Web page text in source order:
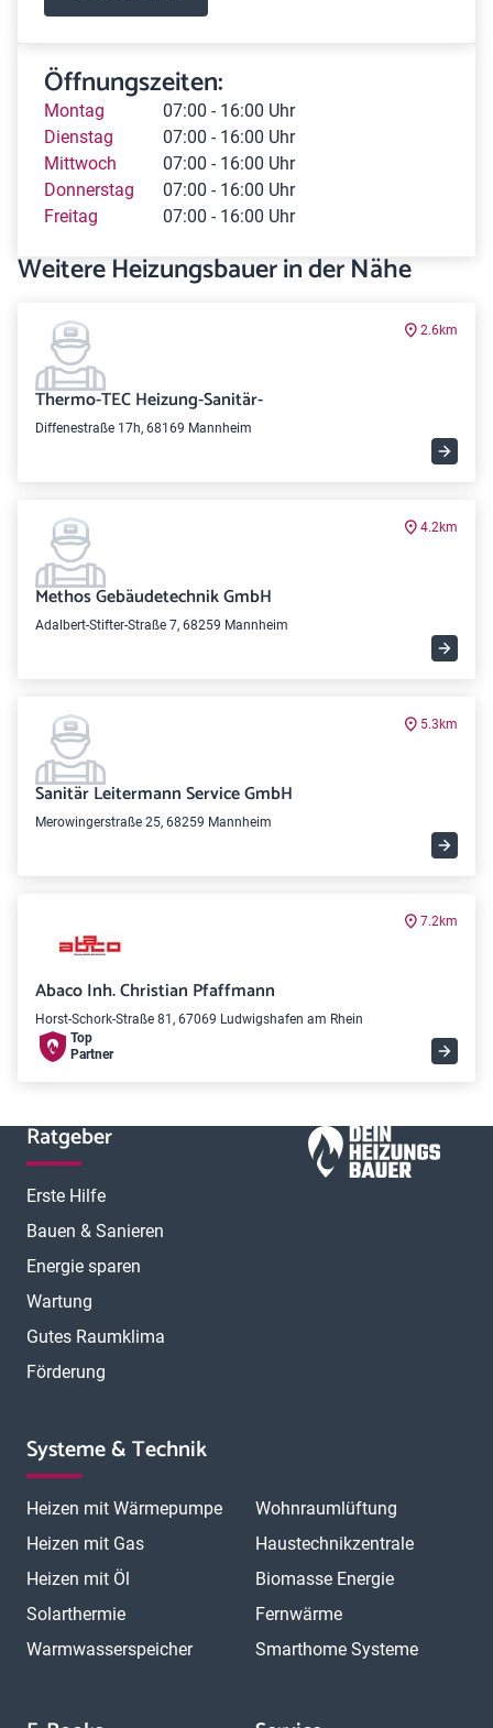
Öffnungszeiten:
Montag
07:00 - 16:00 Uhr
Dienstag
07:00 - 16:00 Uhr
Mittwoch
07:00 - 16:00 Uhr
Donnerstag
07:00 - 16:00 Uhr
Freitag
07:00 - 16:00 Uhr
Weitere Heizungsbauer in der Nähe
2.6km
Thermo-TEC Heizung-Sanitär-
Diffenestraße 17h, 68169 Mannheim
4.2km
Methos Gebäudetechnik GmbH
Adalbert-Stifter-Straße 7, 68259 Mannheim
5.3km
Sanitär Leitermann Service GmbH
Merowingerstraße 25, 68259 Mannheim
7.2km
Abaco Inh. Christian Pfaffmann
Horst-Schork-Straße 81, 67069 Ludwigshafen am Rhein
Top
Partner
Ratgeber
Erste Hilfe
Bauen & Sanieren
Energie sparen
Wartung
Gutes Raumklima
Förderung
Systeme & Technik
Heizen mit Wärmepumpe
Heizen mit Gas
Heizen mit Öl
Solarthermie
Warmwasserspeicher
Wohnraumlüftung
Haustechnikzentrale
Biomasse Energie
Fernwärme
Smarthome Systeme